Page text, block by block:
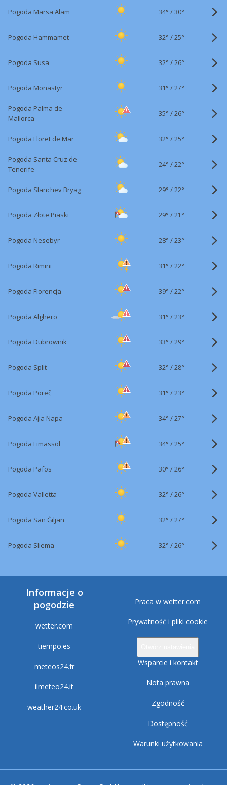
Pogoda Marsa Alam 34° /30°
Pogoda Hammamet 32° /25°
Pogoda Susa 32° /26°
Pogoda Monastyr 31° /27°
Pogoda Palma de
Mallorca
35° /26°
Pogoda Lloret de Mar 32° /25°
Pogoda Santa Cruz de
Tenerife
24° /22°
Pogoda Slanchev Bryag 29° /22°
Pogoda Złote Piaski 29° /21°
Pogoda Nesebyr 28° /23°
Pogoda Rimini 31° /22°
Pogoda Florencja 39° /22°
Pogoda Alghero 31° /23°
Pogoda Dubrownik 33° /29°
Pogoda Split 32° /28°
Pogoda Poreč 31° /23°
Pogoda Ajia Napa 34° /27°
Pogoda Limassol 34° /25°
Pogoda Pafos 30° /26°
Pogoda Valletta 32° /26°
Pogoda San Ġiljan 32° /27°
Pogoda Sliema 32° /26°
Informacje o
pogodzie
wetter.com
tiempo.es
meteos24.fr
ilmeteo24.it
weather24.co.uk
Praca w wetter.com
Prywatność i pliki cookie
Wsparcie i kontakt
Nota prawna
Zgodność
Dostępność
Warunki użytkowania